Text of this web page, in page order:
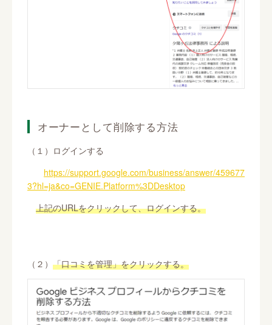
オーナーとして削除する方法
（１）ログインする
https://support.google.com/business/answer/459677
3?hl=ja&co=GENIE.Platform%3DDesktop
上記のURLをクリックして、ログインする。
（２） 「口コミを管理」をクリックする。